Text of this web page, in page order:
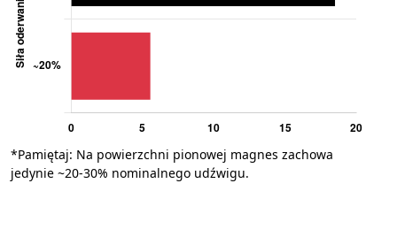
*Pamiętaj: Na powierzchni pionowej magnes zachowa
jedynie ~20-30% nominalnego udźwigu.